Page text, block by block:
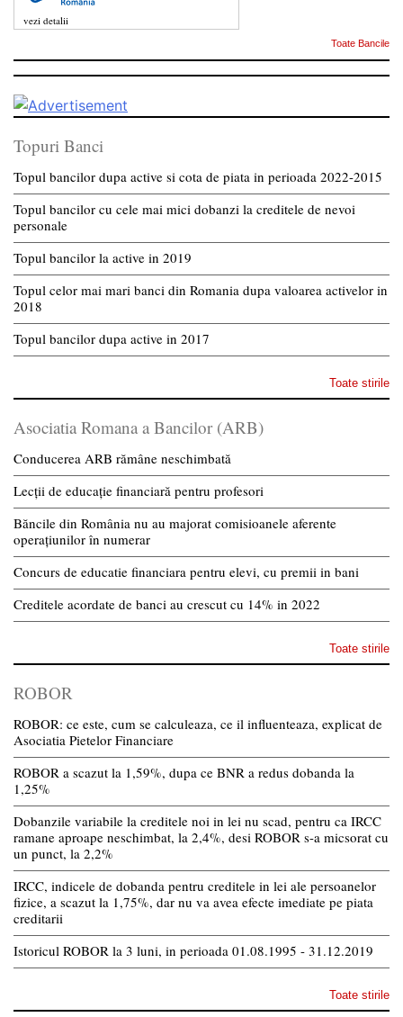
vezi detalii
Toate Bancile
Topuri Banci
Topul bancilor dupa active si cota de piata in perioada 2022-2015
Topul bancilor cu cele mai mici dobanzi la creditele de nevoi
personale
Topul bancilor la active in 2019
Topul celor mai mari banci din Romania dupa valoarea activelor in
2018
Topul bancilor dupa active in 2017
Toate stirile
Asociatia Romana a Bancilor (ARB)
Conducerea ARB rămâne neschimbată
Lecții de educație financiară pentru profesori
Băncile din România nu au majorat comisioanele aferente
operațiunilor în numerar
Concurs de educatie financiara pentru elevi, cu premii in bani
Creditele acordate de banci au crescut cu 14% in 2022
Toate stirile
ROBOR
ROBOR: ce este, cum se calculeaza, ce il influenteaza, explicat de
Asociatia Pietelor Financiare
ROBOR a scazut la 1,59%, dupa ce BNR a redus dobanda la
1,25%
Dobanzile variabile la creditele noi in lei nu scad, pentru ca IRCC
ramane aproape neschimbat, la 2,4%, desi ROBOR s-a micsorat cu
un punct, la 2,2%
IRCC, indicele de dobanda pentru creditele in lei ale persoanelor
fizice, a scazut la 1,75%, dar nu va avea efecte imediate pe piata
creditarii
Istoricul ROBOR la 3 luni, in perioada 01.08.1995 - 31.12.2019
Toate stirile